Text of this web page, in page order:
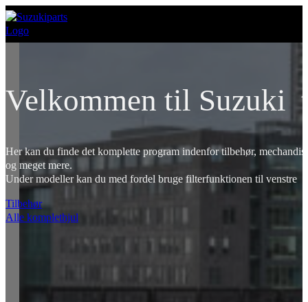
Velkommen til Suzuki
Her kan du finde det komplette program indenfor tilbehør,
og meget mere.
Under modeller kan du med fordel bruge filterfunktionen til venstre
Tilbehør
Alle komplethjul